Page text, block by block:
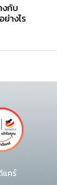
งกับ
างไร
ร์